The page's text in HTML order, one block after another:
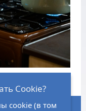
ЗАКУПКИ
Cookie?
cookie (в том